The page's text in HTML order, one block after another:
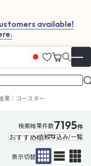
available!
日本語
▼ お気に入り
カート
果：コースター
検索結果件数7195件
絞り込み/一覧
表示切替